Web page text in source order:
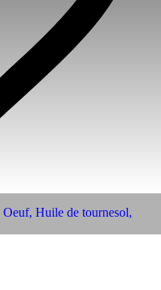
Oeuf, Huile de tournesol,